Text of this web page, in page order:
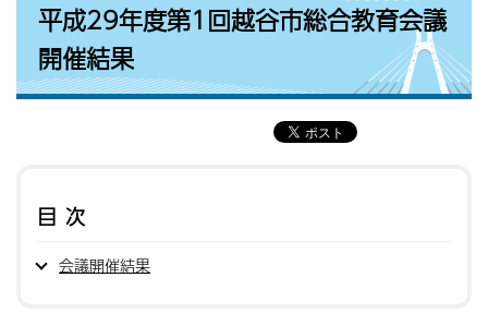
平成29年度第1回越谷市総合教育会議
開催結果
目次
会議開催結果